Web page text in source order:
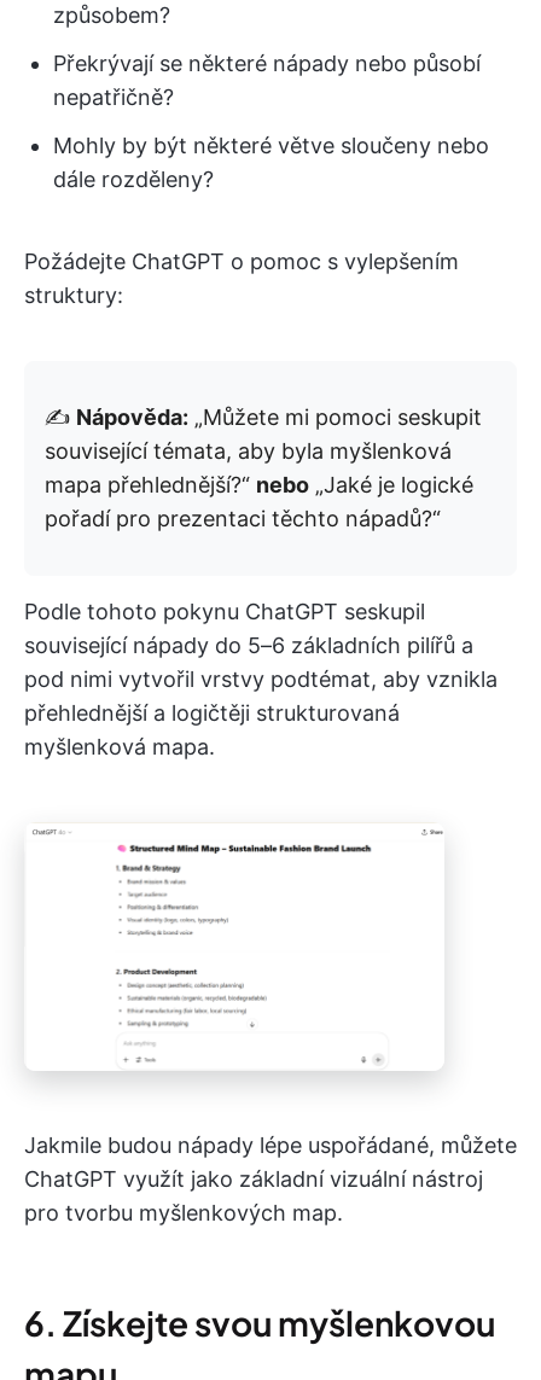
způsobem?
Překrývají se některé nápady nebo působí
nepatřičně?
Mohly by být některé větve sloučeny nebo
dále rozděleny?
Požádejte ChatGPT o pomoc s vylepšením
struktury:
✍️ Nápověda: „Můžete mi pomoci seskupit
související témata, aby byla myšlenková
mapa přehlednější?“ nebo „Jaké je logické
pořadí pro prezentaci těchto nápadů?“
Podle tohoto pokynu ChatGPT seskupil
související nápady do 5–6 základních pilířů a
pod nimi vytvořil vrstvy podtémat, aby vznikla
přehlednější a logičtěji strukturovaná
myšlenková mapa.
Jakmile budou nápady lépe uspořádané, můžete
ChatGPT využít jako základní vizuální nástroj
pro tvorbu myšlenkových map.
6. Získejte svou myšlenkovou